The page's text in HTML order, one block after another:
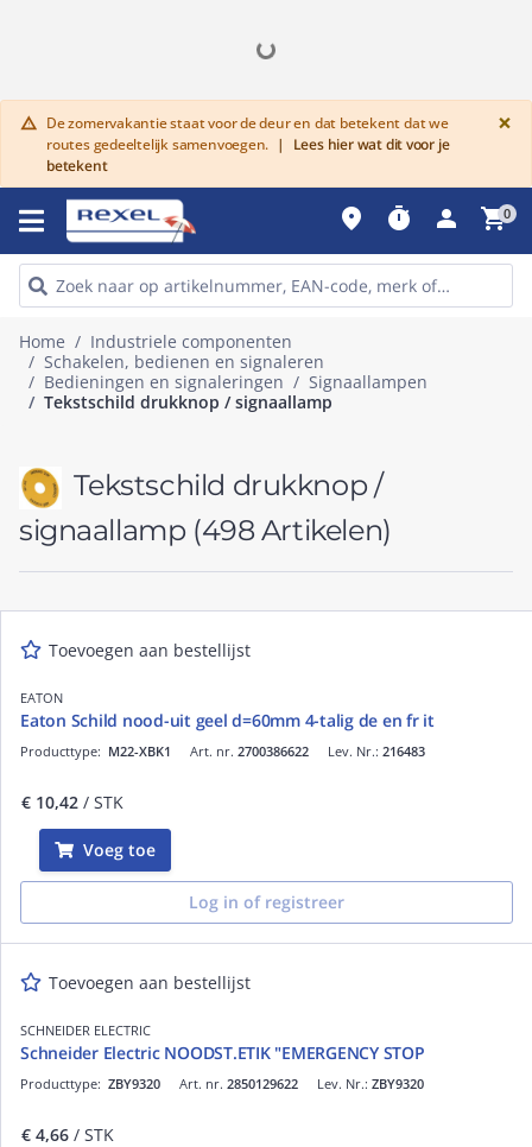
warning De zomervakantie staat voor de deur en dat betekent dat we
routes gedeeltelijk samenvoegen. |
Lees hier wat dit voor je
betekent
×
place timer person shopping_cart0
Home
Industriele componenten
Schakelen, bedienen en signaleren
Bedieningen en signaleringen
Signaallampen
Tekstschild drukknop / signaallamp
Tekstschild drukknop /
signaallamp (498 Artikelen)
Toevoegen aan bestellijst
EATON
Eaton Schild nood-uit geel d=60mm 4-talig de en fr it
Art. nr. 2700386622
Producttype: M22-XBK1 Lev. Nr.: 216483
€ 10,42 / STK
Voeg toe
Log in of registreer
Toevoegen aan bestellijst
SCHNEIDER ELECTRIC
Schneider Electric NOODST.ETIK "EMERGENCY STOP
Art. nr. 2850129622
Producttype: ZBY9320 Lev. Nr.: ZBY9320
€ 4,66 / STK